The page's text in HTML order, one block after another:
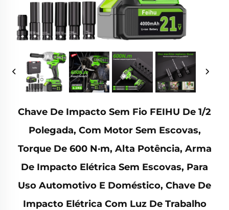
Chave De Impacto Sem Fio FEIHU De 1/2
Polegada, Com Motor Sem Escovas,
Torque De 600 N·m, Alta Potência, Arma
De Impacto Elétrica Sem Escovas, Para
Uso Automotivo E Doméstico, Chave De
Impacto Elétrica Com Luz De Trabalho